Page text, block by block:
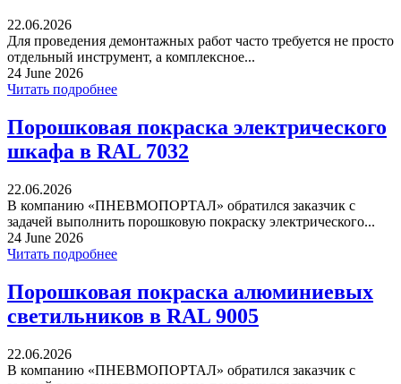
22.06.2026
Для проведения демонтажных работ часто требуется не просто
отдельный инструмент, а комплексное...
24 June 2026
Читать подробнее
Порошковая покраска электрического
шкафа в RAL 7032
22.06.2026
В компанию «ПНЕВМОПОРТАЛ» обратился заказчик с
задачей выполнить порошковую покраску электрического...
24 June 2026
Читать подробнее
Порошковая покраска алюминиевых
светильников в RAL 9005
22.06.2026
В компанию «ПНЕВМОПОРТАЛ» обратился заказчик с